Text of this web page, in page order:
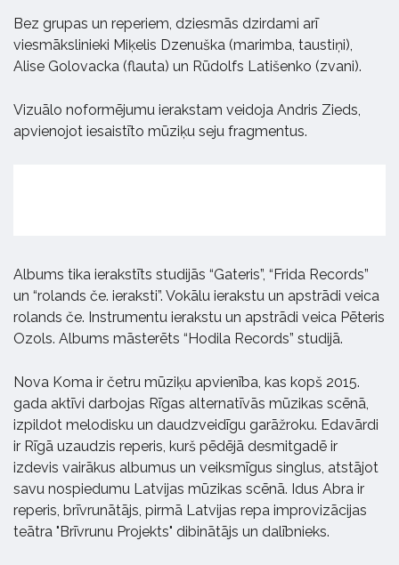
Bez grupas un reperiem, dziesmās dzirdami arī
viesmākslinieki Miķelis Dzenuška (marimba, taustiņi),
Alise Golovacka (flauta) un Rūdolfs Latišenko (zvani).
Vizuālo noformējumu ierakstam veidoja Andris Zieds,
apvienojot iesaistīto mūziķu seju fragmentus.
Albums tika ierakstīts studijās “Gateris”, “Frida Records”
un “rolands če. ieraksti”. Vokālu ierakstu un apstrādi veica
rolands če. Instrumentu ierakstu un apstrādi veica Pēteris
Ozols. Albums māsterēts “Hodila Records” studijā.
Nova Koma ir četru mūziķu apvienība, kas kopš 2015.
gada aktīvi darbojas Rīgas alternatīvās mūzikas scēnā,
izpildot melodisku un daudzveidīgu garāžroku. Edavārdi
ir Rīgā uzaudzis reperis, kurš pēdējā desmitgadē ir
izdevis vairākus albumus un veiksmīgus singlus, atstājot
savu nospiedumu Latvijas mūzikas scēnā. Idus Abra ir
reperis, brīvrunātājs, pirmā Latvijas repa improvizācijas
teātra "Brīvrunu Projekts" dibinātājs un dalībnieks.